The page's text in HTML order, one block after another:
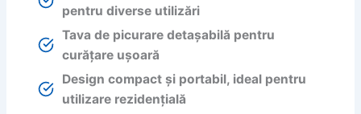
pentru diverse utilizări
Tava de picurare detașabilă pentru
curățare ușoară
Design compact și portabil, ideal pentru
utilizare rezidențială